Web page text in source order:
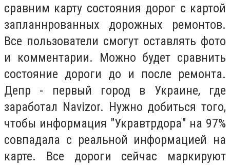
сравним карту состояния дорог с картой
запланнрованных дорожных ремонтов.
Все пользователи смогут оставлять фото
и комментарии. Можно будет сравнить
состояние дороги до и после ремонта.
Депр - первый город в Украине, где
заработал Navizor. Нужно добиться того,
чтобы информация "Укравтрдора" на 97%
совпадала с реальной информацией на
карте. Все дороги сейчас маркируют